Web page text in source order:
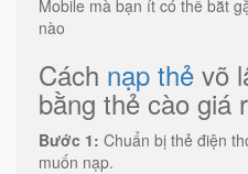
Mobile mà bạn ít có thể bắt
nào
Cách nạp thẻ võ
bằng thẻ cào giá
Bước 1: Chuẩn bị thẻ điện
muốn nạp.